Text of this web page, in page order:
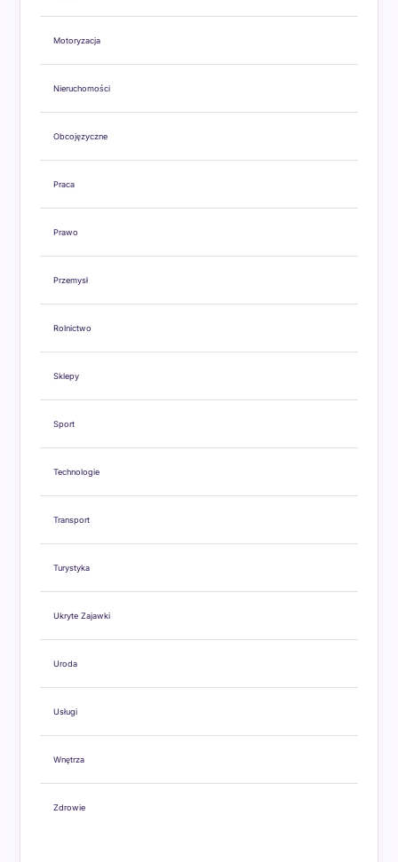
Motoryzacja
Nieruchomości
Obcojęzyczne
Praca
Prawo
Przemysł
Rolnictwo
Sklepy
Sport
Technologie
Transport
Turystyka
Ukryte Zajawki
Uroda
Usługi
Wnętrza
Zdrowie